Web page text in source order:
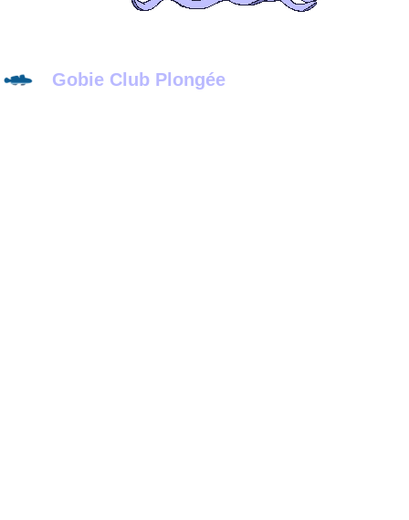
Gobie Club Plongée